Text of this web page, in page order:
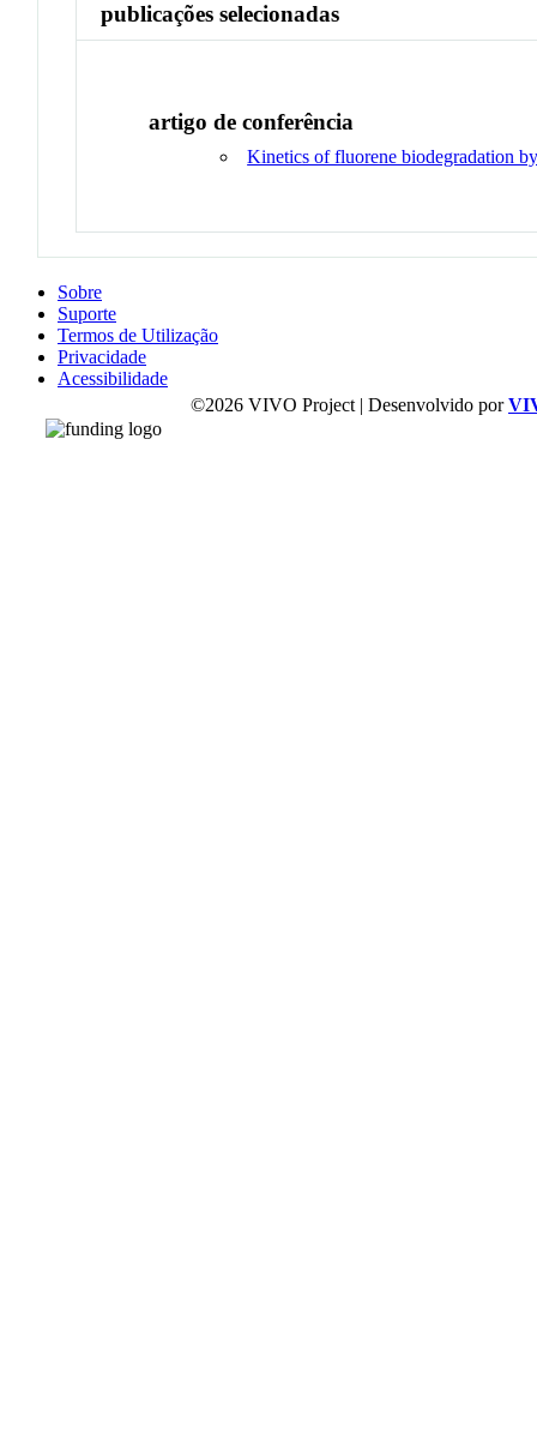
publicações selecionadas
artigo de conferência
Kinetics of fluorene biodegradation
Sobre
Suporte
Termos de Utilização
Privacidade
Acessibilidade
©2026 VIVO Project | Desenvolvido por